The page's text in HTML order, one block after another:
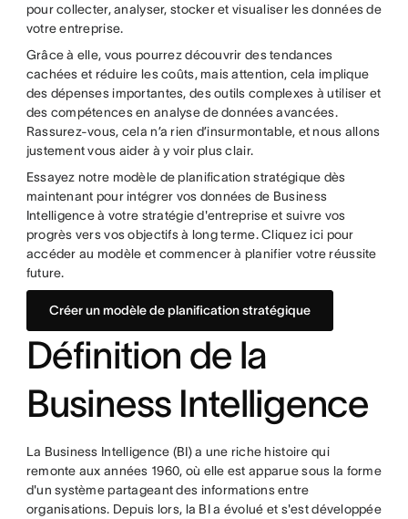
pour collecter, analyser, stocker et visualiser les données de
votre entreprise.
Grâce à elle, vous pourrez découvrir des tendances
cachées et réduire les coûts, mais attention, cela implique
des dépenses importantes, des outils complexes à utiliser et
des compétences en analyse de données avancées.
Rassurez-vous, cela n’a rien d’insurmontable, et nous allons
justement vous aider à y voir plus clair.
Essayez notre modèle de planification stratégique dès
maintenant pour intégrer vos données de Business
Intelligence à votre stratégie d'entreprise et suivre vos
progrès vers vos objectifs à long terme. Cliquez ici pour
accéder au modèle et commencer à planifier votre réussite
future.
Créer un modèle de planification stratégique
Définition de la
Business Intelligence
La Business Intelligence (BI) a une riche histoire qui
remonte aux années 1960, où elle est apparue sous la forme
d'un système partageant des informations entre
organisations. Depuis lors, la BI a évolué et s'est développée